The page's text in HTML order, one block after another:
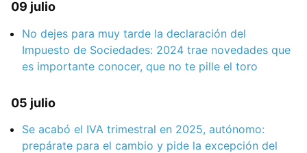
09 julio
No dejes para muy tarde la declaración del
Impuesto de Sociedades: 2024 trae novedades que
es importante conocer, que no te pille el toro
05 julio
Se acabó el IVA trimestral en 2025, autónomo:
prepárate para el cambio y pide la excepción del